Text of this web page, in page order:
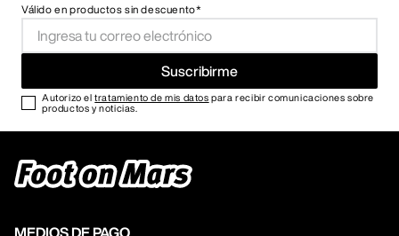
Válido en productos sin descuento*
Suscribirme
Autorizo eltratamiento de mis datos para recibir comunicaciones sobre
productos y noticias.
MEDIOS DE PAGO